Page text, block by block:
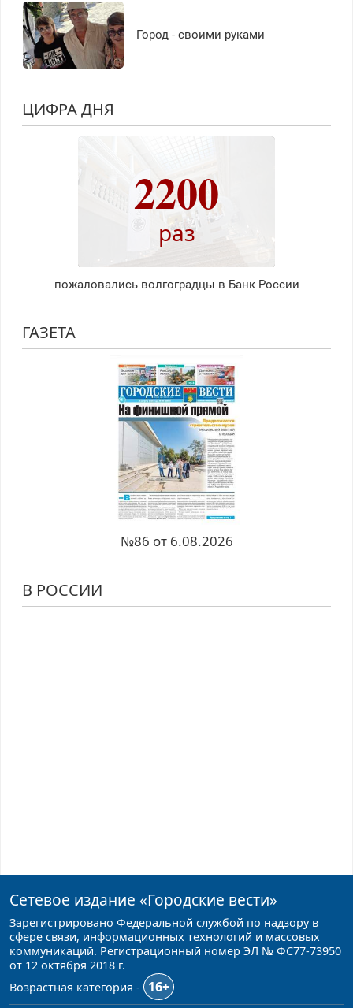
Город - своими руками
ЦИФРА ДНЯ
2200
раз
пожаловались волгоградцы в Банк России
ГАЗЕТА
№86 от 6.08.2026
В РОССИИ
Сетевое издание «Городские вести»
Зарегистрировано Федеральной службой по надзору в
сфере связи, информационных технологий и массовых
коммуникаций. Регистрационный номер ЭЛ № ФС77-73950
от 12 октября 2018 г.
Возрастная категория -
16+